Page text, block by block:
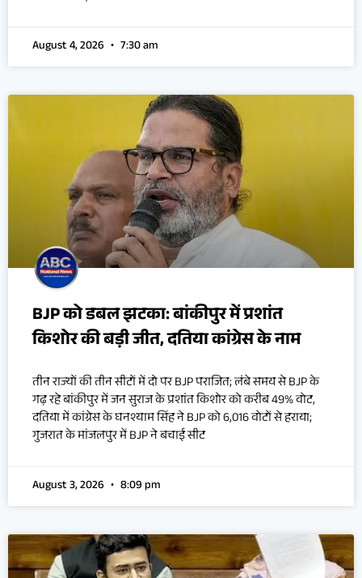
August 4, 2026 7:30 am
BJP को डबल झटका: बांकीपुर में प्रशांत
किशोर की बड़ी जीत, दतिया कांग्रेस के नाम
तीन राज्यों की तीन सीटों में दो पर BJP पराजित; लंबे समय से BJP के
गढ़ रहे बांकीपुर में जन सुराज के प्रशांत किशोर को करीब 49% वोट,
दतिया में कांग्रेस के घनश्याम सिंह ने BJP को 6,016 वोटों से हराया;
गुजरात के मांजलपुर में BJP ने बचाई सीट
August 3, 2026 8:09 pm